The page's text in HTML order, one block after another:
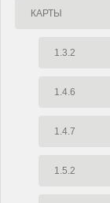
КАРТЫ
1.3.2
1.4.6
1.4.7
1.5.2